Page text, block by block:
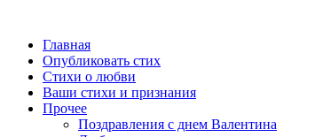
Главная
Опубликовать стих
Стихи о любви
Ваши стихи и признания
Прочее
Поздравления с днем Валентина